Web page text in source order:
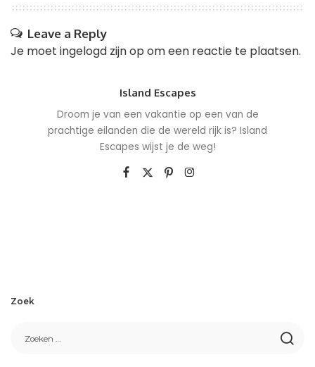
Leave a Reply
Je moet ingelogd zijn op om een reactie te plaatsen.
Island Escapes
Droom je van een vakantie op een van de
prachtige eilanden die de wereld rijk is? Island
Escapes wijst je de weg!
Zoek